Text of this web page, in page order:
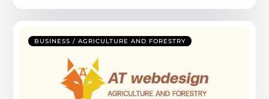
BUSINESS / AGRICULTURE AND FORESTRY